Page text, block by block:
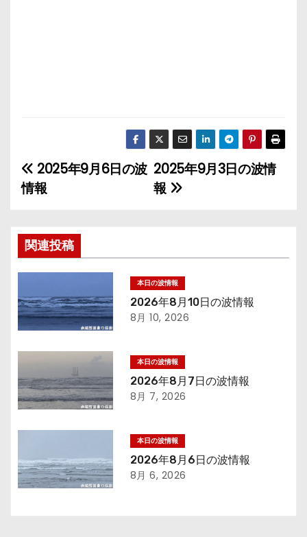
投
稿
ナ
ビ
ゲ
ー
シ
ョ
ン
2025年9月3日の波情
報
2025年9月6日の波
情報
関連投稿
本日の波情報
2026年8月10日の波情報
8月 10, 2026
本日の波情報
2026年8月7日の波情報
8月 7, 2026
本日の波情報
2026年8月6日の波情報
8月 6, 2026